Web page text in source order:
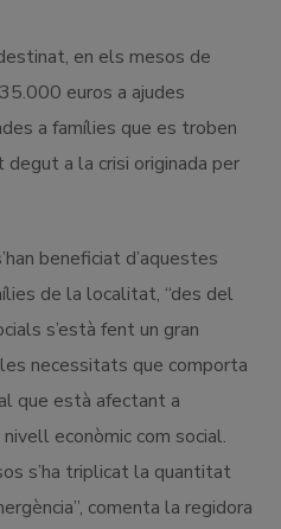
en els mesos de
euros a ajudes
a famílies que es troben
a la crisi originada per
beneficiat d’aquestes
de la localitat, “des del
s’està fent un gran
necessitats que comporta
que està afectant a
econòmic com social.
s’ha triplicat la quantitat
comenta la regidora